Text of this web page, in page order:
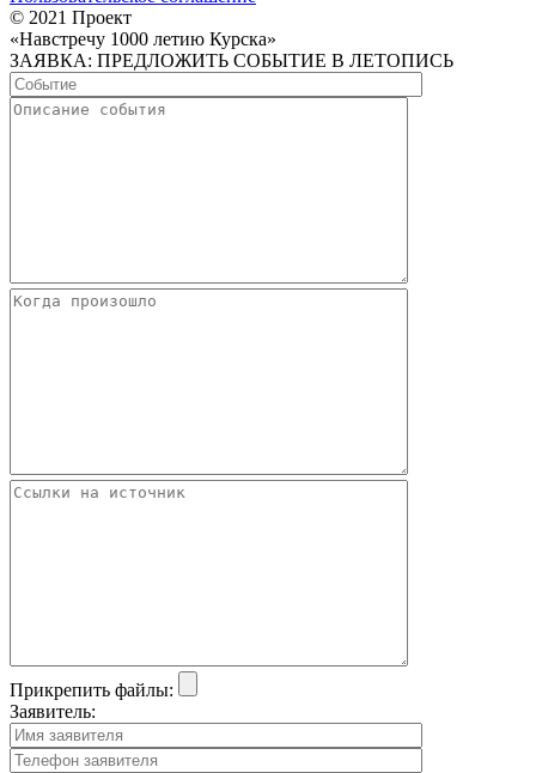
© 2021 Проект
«Навстречу 1000 летию Курска»
ЗАЯВКА: ПРЕДЛОЖИТЬ СОБЫТИЕ В ЛЕТОПИСЬ
Прикрепить файлы:
Заявитель: